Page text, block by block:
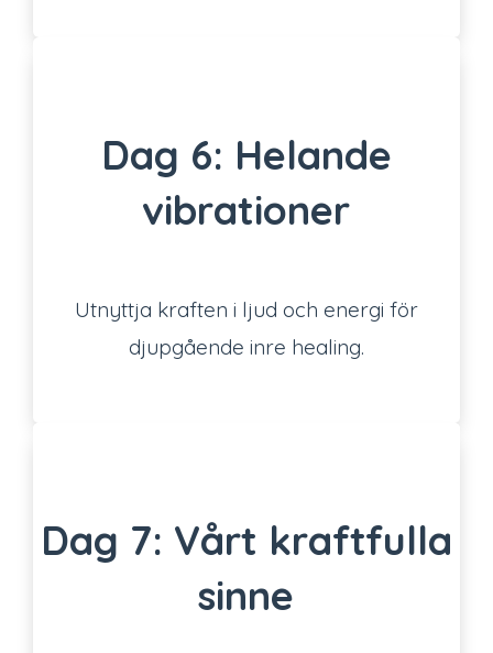
Dag 6: Helande
vibrationer
Utnyttja kraften i ljud och energi för
djupgående inre healing.
Dag 7: Vårt kraftfulla
sinne